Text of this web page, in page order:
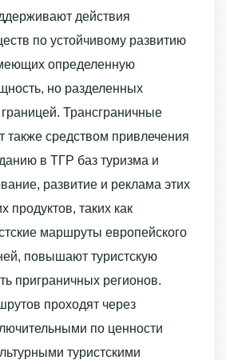
действия
по устойчивому развитию
определенную
но разделенных
границей. Трансграничные
также средством привлечения
в ТГР баз туризма и
развитие и реклама этих
продуктов, таких как
маршруты европейского
повышают туристскую
приграничных регионов.
проходят через
по ценности
туристскими